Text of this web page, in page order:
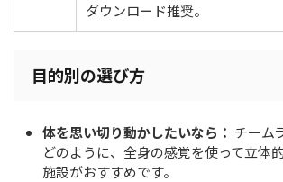
ダウンロード推奨。
目的別の選び方
体を思い切り動かしたいなら： チーム
どのように、全身の感覚を使って立体
施設がおすすめです。